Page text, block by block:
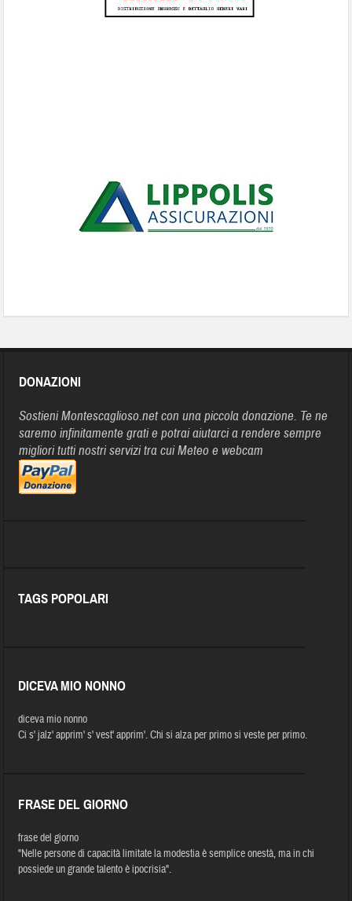
DONAZIONI
Sostieni Montescaglioso.net con una piccola donazione. Te ne
saremo infinitamente grati e potrai aiutarci a rendere sempre
migliori tutti nostri servizi tra cui Meteo e webcam
TAGS POPOLARI
DICEVA MIO NONNO
diceva mio nonno
Ci s' jalz' apprim' s' vest' apprim'. Chi si alza per primo si veste per primo.
FRASE DEL GIORNO
frase del giorno
"Nelle persone di capacità limitate la modestia è semplice onestà, ma in chi
possiede un grande talento è ipocrisia".